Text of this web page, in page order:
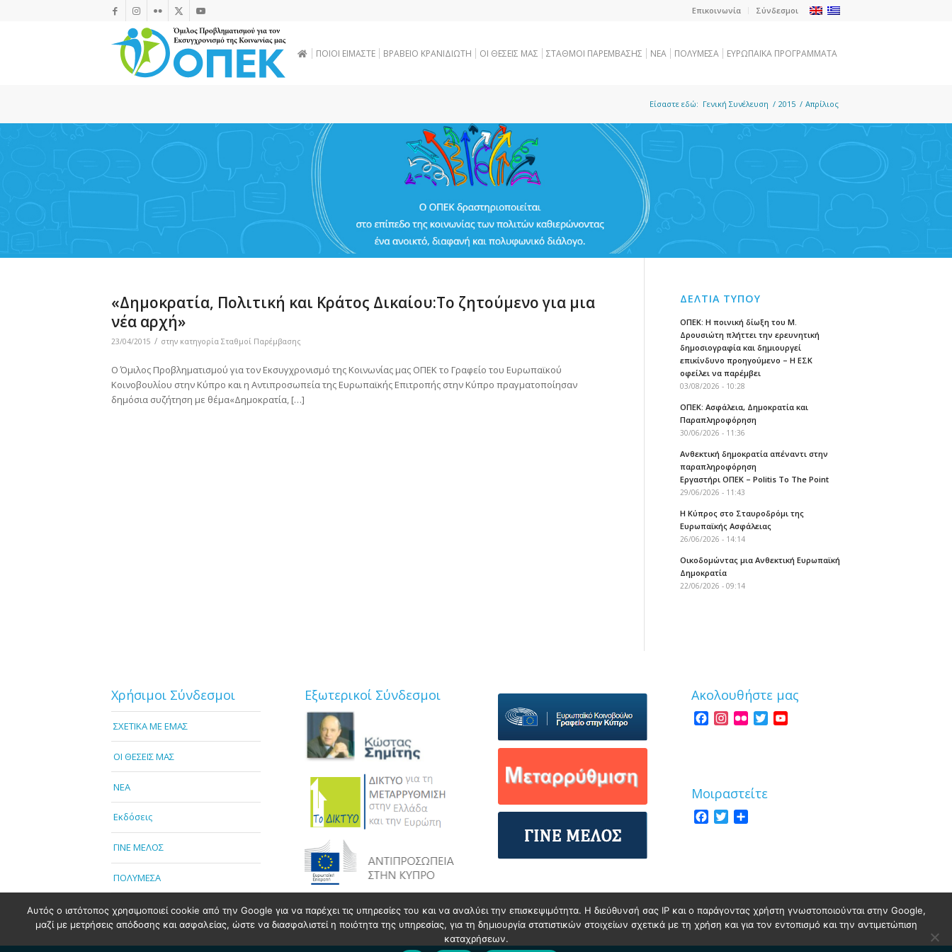
Επικοινωνία Σύνδεσμοι
ΠΟΙΟΙ ΕΙΜΑΣΤΕ ΒΡΑΒΕΙΟ ΚΡΑΝΙΔΙΩΤΗ OI ΘΕΣΕΙΣ ΜΑΣ ΣΤΑΘΜΟΙ ΠΑΡΕΜΒΑΣΗΣ NEA ΠΟΛΥΜΕΣΑ ΕΥΡΩΠΑΪΚΑ ΠΡΟΓΡΑΜΜΑΤΑ
Είσαστε εδώ: Γενική Συνέλευση / 2015 / Απρίλιος
«Δημοκρατία, Πολιτική και Κράτος Δικαίου:Το ζητούμενο για μια
νέα αρχή»
23/04/2015 / στην κατηγορία Σταθμοί Παρέμβασης
O Όμιλος Προβληματισμού για τον Εκσυγχρονισμό της Κοινωνίας μας ΟΠΕΚ το Γραφείο του Ευρωπαϊκού
Κοινοβουλίου στην Κύπρο και η Αντιπροσωπεία της Ευρωπαϊκής Επιτροπής στην Κύπρο πραγματοποίησαν
δημόσια συζήτηση με θέμα«Δημοκρατία, […]
ΔΕΛΤΙΑ ΤΥΠΟΥ
ΟΠΕΚ: Η ποινική δίωξη του Μ.
Δρουσιώτη πλήττει την ερευνητική
δημοσιογραφία και δημιουργεί
επικίνδυνο προηγούμενο – Η ΕΣΚ
οφείλει να παρέμβει
03/08/2026 - 10:28
ΟΠΕΚ: Ασφάλεια, Δημοκρατία και
Παραπληροφόρηση
30/06/2026 - 11:36
Ανθεκτική δημοκρατία απέναντι στην
παραπληροφόρηση
Εργαστήρι ΟΠΕΚ – Politis To The Point
29/06/2026 - 11:43
Η Κύπρος στο Σταυροδρόμι της
Ευρωπαϊκής Ασφάλειας
26/06/2026 - 14:14
Οικοδομώντας μια Ανθεκτική Ευρωπαϊκή
Δημοκρατία
22/06/2026 - 09:14
Χρήσιμοι Σύνδεσμοι
ΣΧΕΤΙΚΑ ΜΕ ΕΜΑΣ
OI ΘΕΣΕΙΣ ΜΑΣ
NEA
Εκδόσεις
ΓΙΝΕ ΜΕΛΟΣ
ΠΟΛΥΜΕΣΑ
Εξωτερικοί Σύνδεσμοι Ακολουθήστε μας
Facebook
Instagram
FlickrTwitterYouTube
Μοιραστείτε
Facebook
TwitterShare
Αυτός ο ιστότοπος χρησιμοποιεί cookie από την Google για να παρέχει τις υπηρεσίες του και να αναλύει την επισκεψιμότητα. Η διεύθυνσή σας IP και ο παράγοντας χρήστη γνωστοποιούνται στην Google,
μαζί με μετρήσεις απόδοσης και ασφαλείας, ώστε να διασφαλιστεί η ποιότητα της υπηρεσίας, για τη δημιουργία στατιστικών στοιχείων σχετικά με τη χρήση και για τον εντοπισμό και την αντιμετώπιση
καταχρήσεων.